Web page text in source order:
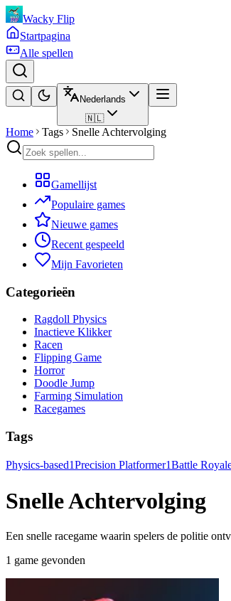
Wacky Flip
Startpagina
Alle spellen
Nederlands
🇳🇱
Home Tags Snelle Achtervolging
Gamellijst
Populaire games
Nieuwe games
Recent gespeeld
Mijn Favorieten
Categorieën
Ragdoll Physics
Inactieve Klikker
Racen
Flipping Game
Horror
Doodle Jump
Farming Simulation
Racegames
Tags
Physics-based1Precision Platformer1Battle
Snelle Achtervolging
Een snelle racegame waarin spelers de politie
1 game gevonden